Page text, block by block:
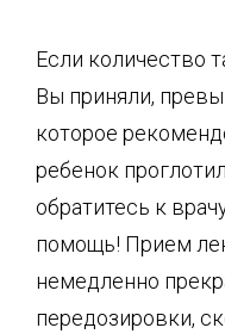
Если количество
Вы приняли,
которое
ребенок
обратитесь к
помощь! Прием
немедленно
передозировки,